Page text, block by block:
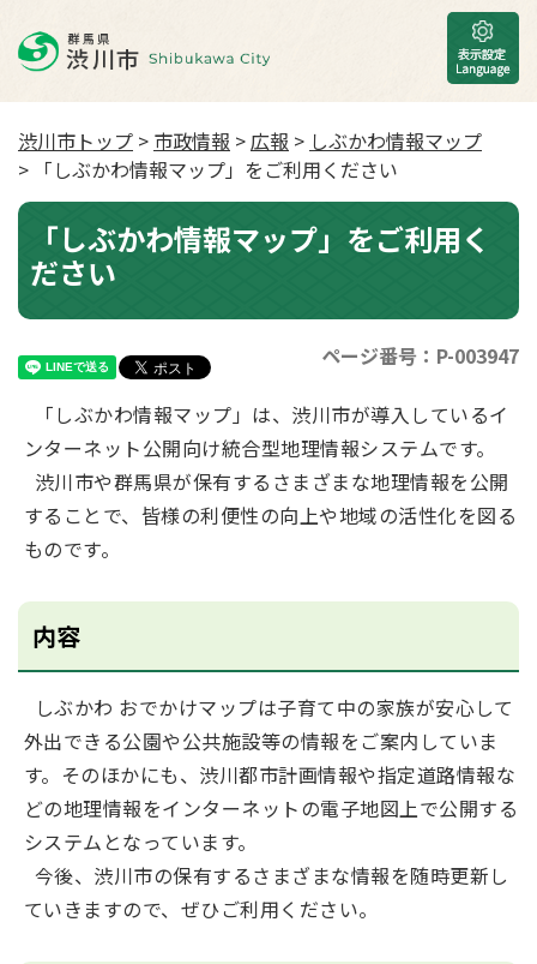
渋川市トップ > 市政情報 >広報 > しぶかわ情報マップ
> 「しぶかわ情報マップ」をご利用ください
「しぶかわ情報マップ」をご利用く
ださい
ページ番号：P-003947
「しぶかわ情報マップ」は、渋川市が導入しているイ
ンターネット公開向け統合型地理情報システムです。
渋川市や群馬県が保有するさまざまな地理情報を公開
することで、皆様の利便性の向上や地域の活性化を図る
ものです。
内容
しぶかわ おでかけマップは子育て中の家族が安心して
外出できる公園や公共施設等の情報をご案内していま
す。そのほかにも、渋川都市計画情報や指定道路情報な
どの地理情報をインターネットの電子地図上で公開する
システムとなっています。
今後、渋川市の保有するさまざまな情報を随時更新し
ていきますので、ぜひご利用ください。